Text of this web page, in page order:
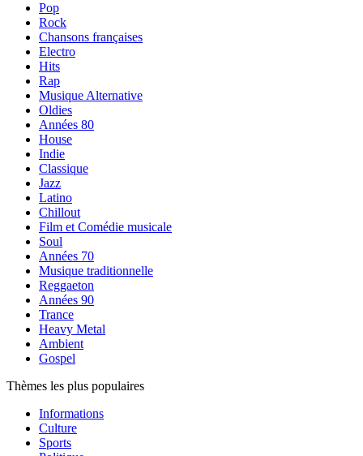
Pop
Rock
Chansons françaises
Electro
Hits
Rap
Musique Alternative
Oldies
Années 80
House
Indie
Classique
Jazz
Latino
Chillout
Film et Comédie musicale
Soul
Années 70
Musique traditionnelle
Reggaeton
Années 90
Trance
Heavy Metal
Ambient
Gospel
Thèmes les plus populaires
Informations
Culture
Sports